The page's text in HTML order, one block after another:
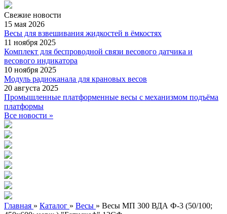
Свежие новости
15 мая 2026
Весы для взвешивания жидкостей в ёмкостях
11 ноября 2025
Комплект для беспроводной связи весового датчика и
весового индикатора
10 ноября 2025
Модуль радиоканала для крановых весов
20 августа 2025
Промышленные платформенные весы с механизмом подъёма
платформы
Все новости »
Главная » Каталог » Весы » Весы МП 300 ВДА Ф-3 (50/100;